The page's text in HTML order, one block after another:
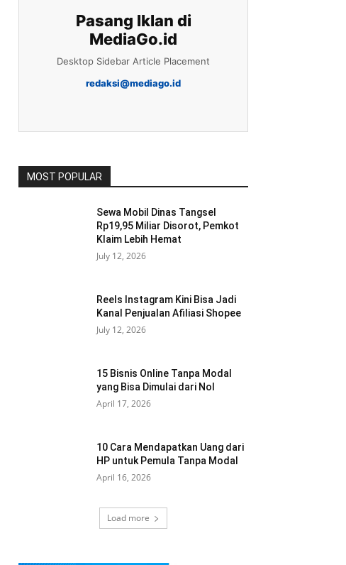
Pasang Iklan di
MediaGo.id
Desktop Sidebar Article Placement
redaksi@mediago.id
MOST POPULAR
Sewa Mobil Dinas Tangsel
Rp19,95 Miliar Disorot, Pemkot
Klaim Lebih Hemat
July 12, 2026
Reels Instagram Kini Bisa Jadi
Kanal Penjualan Afiliasi Shopee
July 12, 2026
15 Bisnis Online Tanpa Modal
yang Bisa Dimulai dari Nol
April 17, 2026
10 Cara Mendapatkan Uang dari
HP untuk Pemula Tanpa Modal
April 16, 2026
Load more